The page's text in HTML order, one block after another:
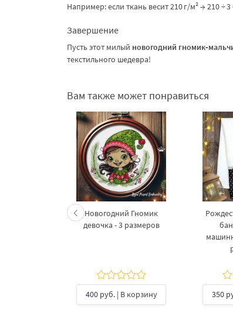
Например: если ткань весит 210 г/м² → 210 ÷ 3
Завершение
Пусть этот милый новогодний
текстильного шедевра!
Вам также может понравиться
Новогодний Гномик
девочка - 3 размеров
400 руб.| В корзину 350